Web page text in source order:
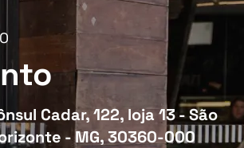
Cadar, 122, loja 13 - São
- MG, 30360-000